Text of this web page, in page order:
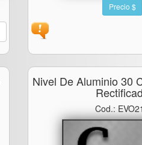
Precio $
Nivel De Aluminio 30
Cod.: